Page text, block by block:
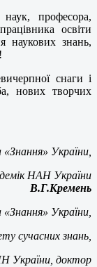
професора,
освіти
наукових знань,
снаги і
нових творчих
України,
НАН України
В.Г.Кремень
України,
сучасних знань,
України, доктор